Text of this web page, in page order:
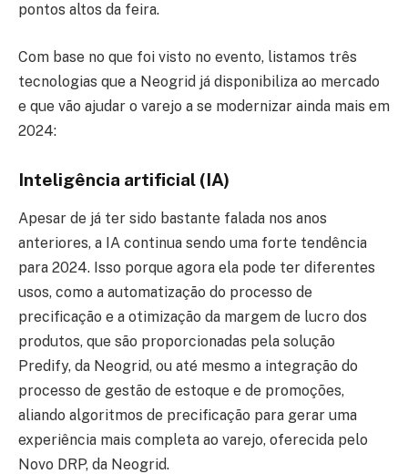
pontos altos da feira.
Com base no que foi visto no evento, listamos três
tecnologias que a Neogrid já disponibiliza ao mercado
e que vão ajudar o varejo a se modernizar ainda mais em
2024:
Inteligência artificial (IA)
Apesar de já ter sido bastante falada nos anos
anteriores, a IA continua sendo uma forte tendência
para 2024. Isso porque agora ela pode ter diferentes
usos, como a automatização do processo de
precificação e a otimização da margem de lucro dos
produtos, que são proporcionadas pela solução
Predify, da Neogrid, ou até mesmo a integração do
processo de gestão de estoque e de promoções,
aliando algoritmos de precificação para gerar uma
experiência mais completa ao varejo, oferecida pelo
Novo DRP, da Neogrid.